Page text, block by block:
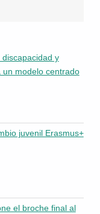
y
modelo centrado
juvenil Erasmus+
el broche final al